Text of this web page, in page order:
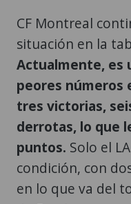
CF Montreal
situación en la
Actualmente, es
peores números
tres victorias,
derrotas, lo que
puntos. Solo el
condición, con
en lo que va del